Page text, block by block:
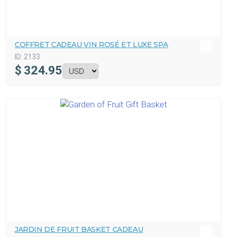
COFFRET CADEAU VIN ROSÉ ET LUXE SPA
ID: 2133
$ 324.95
JARDIN DE FRUIT BASKET CADEAU